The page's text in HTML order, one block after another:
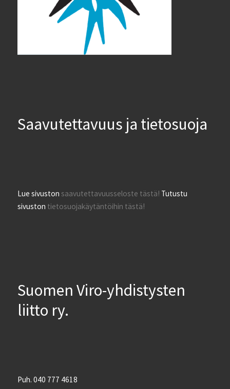
Saavutettavuus ja tietosuoja
Lue sivustonsaavutettavuusseloste tästä! Tutustu
sivuston tietosuojakäytäntöihin tästä!
Suomen Viro-yhdistysten
liitto ry.
Puh. 040 777 4618